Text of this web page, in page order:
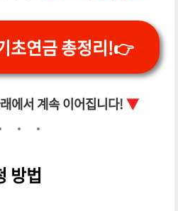
초연금 총정리!👉
에서 계속 이어집니다! ▼
방법